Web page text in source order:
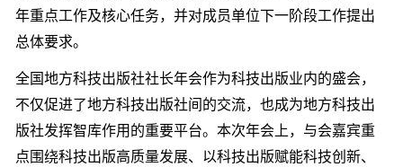
年重点工作及核心任务，并对成员单位下一阶段工作提出
总体要求。
全国地方科技出版社社长年会作为科技出版业内的盛会，
不仅促进了地方科技出版社间的交流，也成为地方科技出
版社发挥智库作用的重要平台。本次年会上，与会嘉宾重
点围绕科技出版高质量发展、以科技出版赋能科技创新、